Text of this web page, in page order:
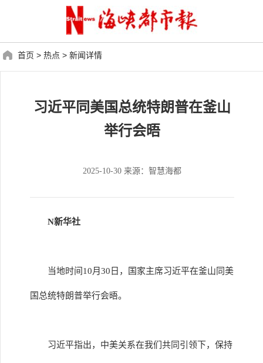
首页 > 热点 > 新闻详情
习近平同美国总统特朗普在釜山
举行会晤
2025-10-30 来源：智慧海都
N新华社
当地时间10月30日，国家主席习近平在釜山同美
国总统特朗普举行会晤。
习近平指出，中美关系在我们共同引领下，保持